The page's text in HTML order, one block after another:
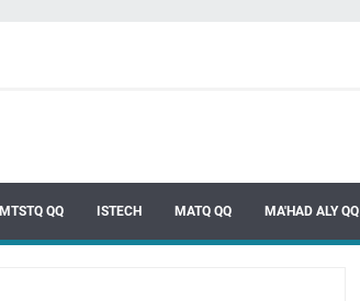
MTSTQ QQ ISTECH MATQ QQ MA'HAD ALY QQ